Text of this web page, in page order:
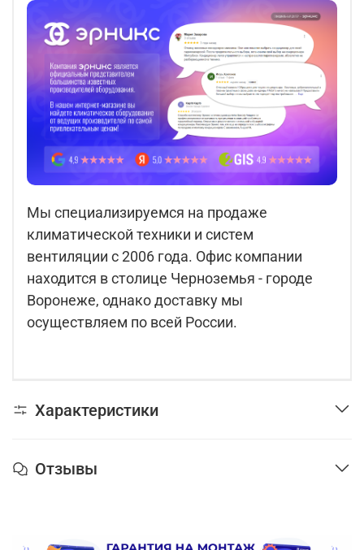
Мы специализируемся на продаже
климатической техники и систем
вентиляции с 2006 года. Офис компании
находится в столице Черноземья - городе
Воронеже, однако доставку мы
осуществляем по всей России.
Характеристики
Отзывы